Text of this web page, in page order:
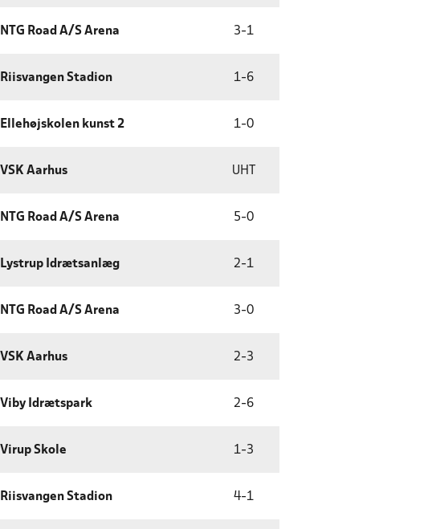
NTG Road A/S Arena 3-1
Riisvangen Stadion 1-6
Ellehøjskolen kunst 2 1-0
VSK Aarhus UHT
NTG Road A/S Arena 5-0
Lystrup Idrætsanlæg 2-1
NTG Road A/S Arena 3-0
VSK Aarhus 2-3
Viby Idrætspark 2-6
Virup Skole 1-3
Riisvangen Stadion 4-1